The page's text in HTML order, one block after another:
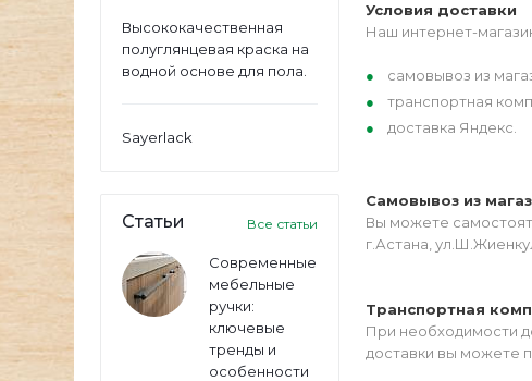
Высококачественная
полуглянцевая краска на
водной основе для пола.
Sayerlack
Статьи Все статьи
Современные
мебельные
ручки:
ключевые
тренды и
особенности
Условия доставки
Наш интернет-
самовывоз из
транспортная
доставка Яндекс.
Самовывоз из
Вы можете
г.Астана,
Транспортная
При необходимости
доставки вы можете